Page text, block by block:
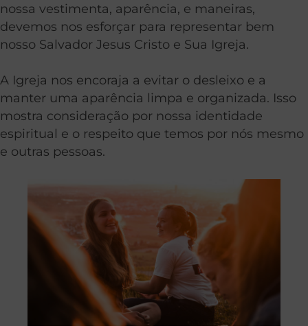
nossa vestimenta, aparência, e maneiras,
devemos nos esforçar para representar bem
nosso Salvador Jesus Cristo e Sua Igreja.
A Igreja nos encoraja a evitar o desleixo e a
manter uma aparência limpa e organizada. Isso
mostra consideração por nossa identidade
espiritual e o respeito que temos por nós mesmo
e outras pessoas.